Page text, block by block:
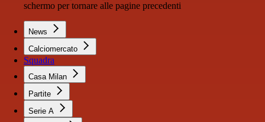
schermo per tornare alle pagine precedenti
News
Calciomercato
Squadra
Casa Milan
Partite
Serie A